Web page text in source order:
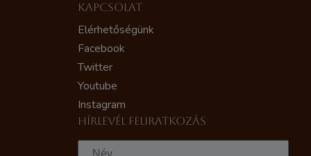
KAPCSOLAT
Elérhetőségünk
Facebook
Twitter
Youtube
Instagram
HÍRLEVÉL FELIRATKOZÁS